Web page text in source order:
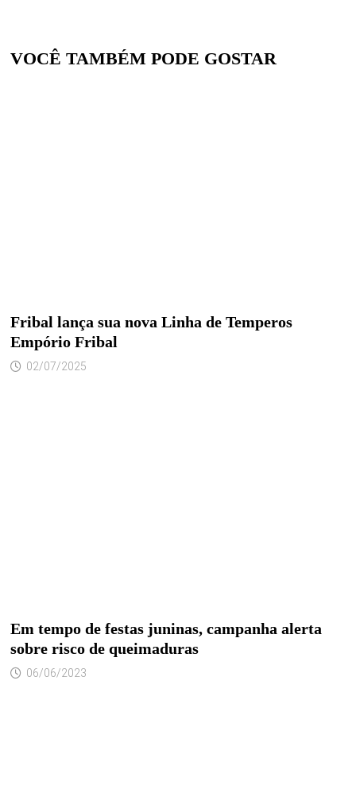
VOCÊ TAMBÉM PODE GOSTAR
Fribal lança sua nova Linha de Temperos
Empório Fribal
02/07/2025
Em tempo de festas juninas, campanha alerta
sobre risco de queimaduras
06/06/2023